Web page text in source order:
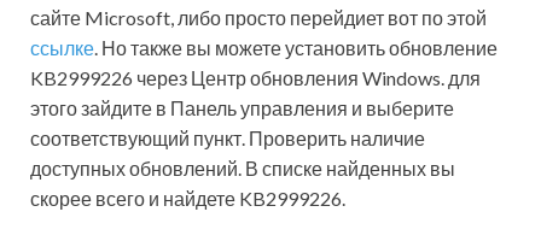
сайте Microsoft, либо просто перейдиет вот по этой
ссылке . Но также вы можете установить обновление
KB2999226 через Центр обновления Windows. для
этого зайдите в Панель управления и выберите
соответствующий пункт. Проверить наличие
доступных обновлений. В списке найденных вы
скорее всего и найдете KB2999226.